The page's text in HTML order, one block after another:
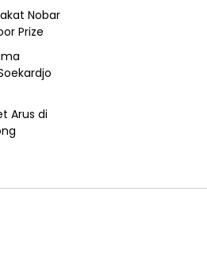
Nobar
Prize
Arus di